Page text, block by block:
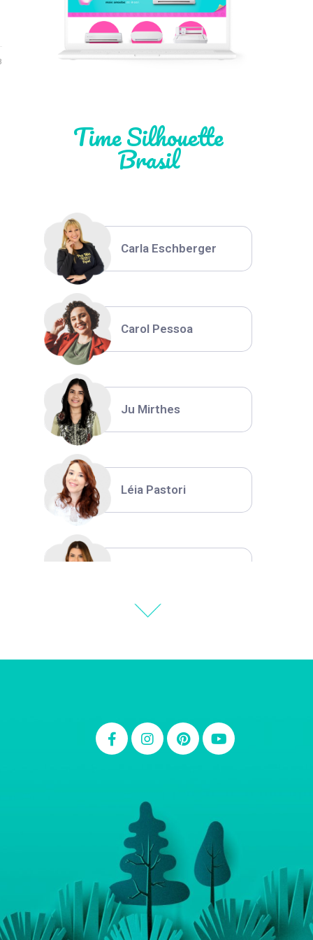
Time Silhouette
Brasil
Léia Pastori
Thiara Ney
Carla Eschberger
Carol Pessoa
Ju Mirthes
Léia Pastori
Carla Eschberger
Carol Pessoa
Ju Mirthes